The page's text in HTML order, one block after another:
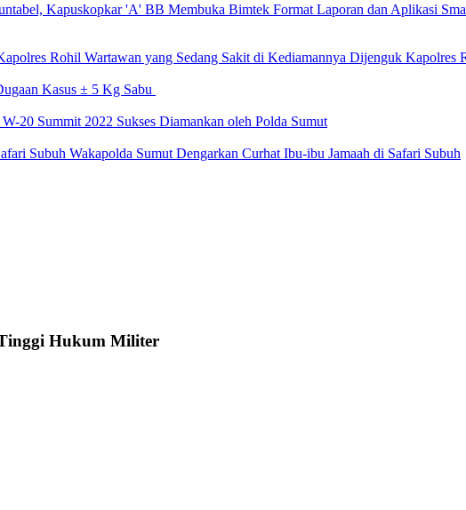
Wartawan yang Sedang Sakit di Kediamannya Dijenguk Kapolres
Kasus ± 5 Kg Sabu
W-20 Summit 2022 Sukses Diamankan oleh Polda Sumut
Wakapolda Sumut Dengarkan Curhat Ibu-ibu Jamaah di Safari Subuh
Hukum Militer